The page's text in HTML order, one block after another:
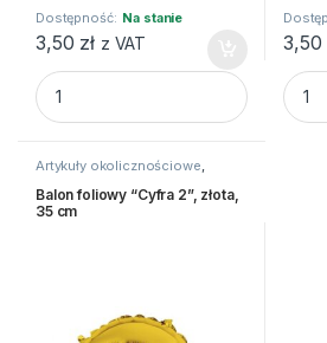
Dostępność: Na stanie
3,50 zł z VAT
Balon foliowy "Cyfra 5", złota, 35
3,50
Artykuły okolicznościowe,
Balon foliowy “Cyfra 2”, złota,
35 cm